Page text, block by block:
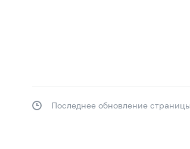
Последнее обновление